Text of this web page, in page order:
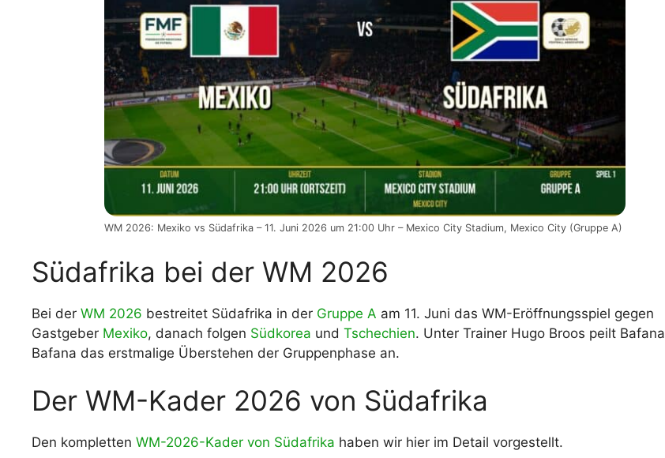
WM 2026: Mexiko vs Südafrika – 11. Juni 2026 um 21:00 Uhr – Mexico City Stadium, Mexico City (Gruppe A)
Südafrika bei der WM 2026
Bei der WM 2026 bestreitet Südafrika in der Gruppe A am 11. Juni das WM-Eröffnungsspiel gegen
Gastgeber Mexiko, danach folgen Südkorea und Tschechien. Unter Trainer Hugo Broos peilt Bafana
Bafana das erstmalige Überstehen der Gruppenphase an.
Der WM-Kader 2026 von Südafrika
Den kompletten WM-2026-Kader von Südafrika haben wir hier im Detail vorgestellt.